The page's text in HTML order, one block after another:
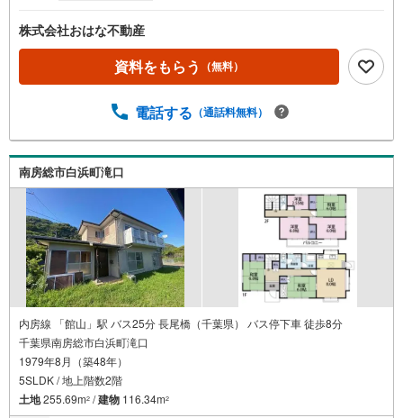
株式会社おはな不動産
資料をもらう （無料）
電話する （通話料無料）
南房総市白浜町滝口
内房線 「館山」駅 バス25分 長尾橋（千葉県） バス停下車 徒歩8分
千葉県南房総市白浜町滝口
1979年8月（築48年）
5SLDK / 地上階数2階
土地255.69m2 /建物 116.34m2